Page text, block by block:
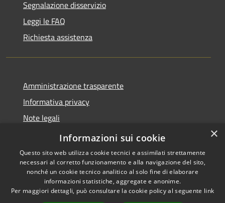
Segnalazione disservizio
Leggi le FAQ
Richiesta assistenza
Amministrazione trasparente
Informativa privacy
Note legali
Dichiarazione di accessibilità
Accessibilità
Copyright © 2026 • Comune di
Mascalucia • Powered by
×
Informazioni sui cookie
Questo sito web utilizza cookie tecnici e assimilati strettamente
necessari al corretto funzionamento e alla navigazione del sito,
nonché un cookie tecnico analitico al solo fine di elaborare
informazioni statistiche, aggregate e anonime.
Per maggiori dettagli, può consultare la cookie policy al seguente link